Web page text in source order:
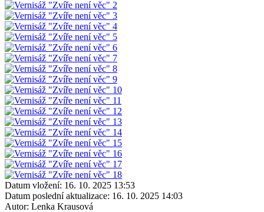
Datum vložení: 16. 10. 2025 13:53
Datum poslední aktualizace: 16. 10. 2025 14:03
Autor: Lenka Krausová